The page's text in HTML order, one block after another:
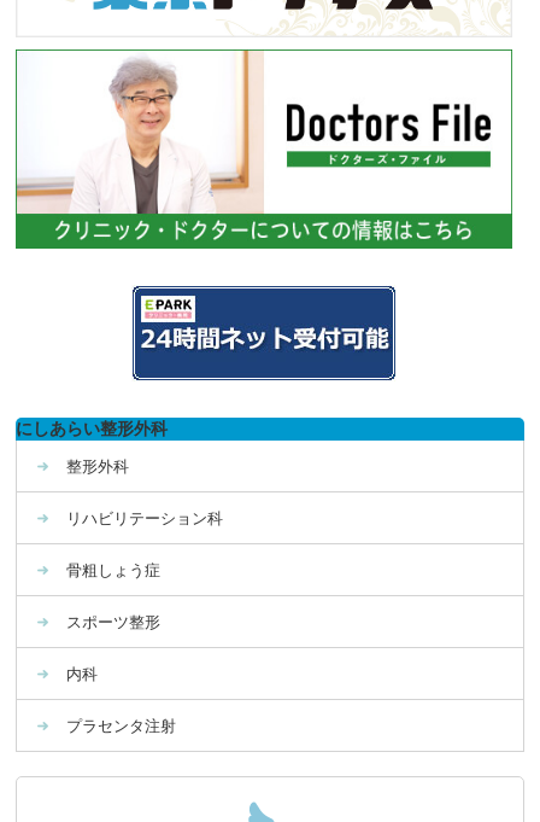
にしあらい整形外科
整形外科
リハビリテーション科
骨粗しょう症
スポーツ整形
内科
プラセンタ注射